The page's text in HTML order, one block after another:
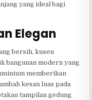
yang ideal bagi
Elegan
bersih, kusen
bangunan modern yang
memberikan
kesan luas pada
tampilan gedung